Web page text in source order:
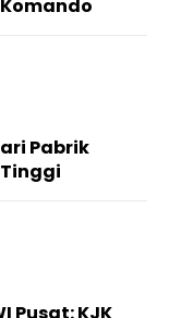
Pabrik